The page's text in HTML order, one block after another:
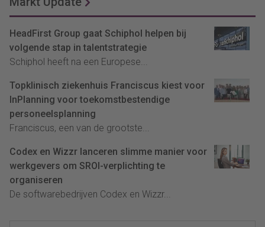
HeadFirst Group gaat Schiphol helpen bij
volgende stap in talentstrategie
Schiphol heeft na een Europese...
Topklinisch ziekenhuis Franciscus kiest voor
InPlanning voor toekomstbestendige
personeelsplanning
Franciscus, een van de grootste...
Codex en Wizzr lanceren slimme manier voor
werkgevers om SROI-verplichting te
organiseren
De softwarebedrijven Codex en Wizzr...